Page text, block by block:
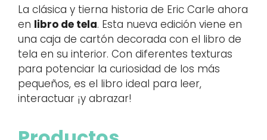
La clásica y tierna historia de Eric Carle ahora
en libro de tela. Esta nueva edición viene en
una caja de cartón decorada con el libro de
tela en su interior. Con diferentes texturas
para potenciar la curiosidad de los más
pequeños, es el libro ideal para leer,
interactuar ¡y abrazar!